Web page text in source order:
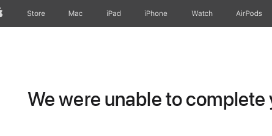
AppleStore Mac iPad iPhone Watch AirPods
We were unable to